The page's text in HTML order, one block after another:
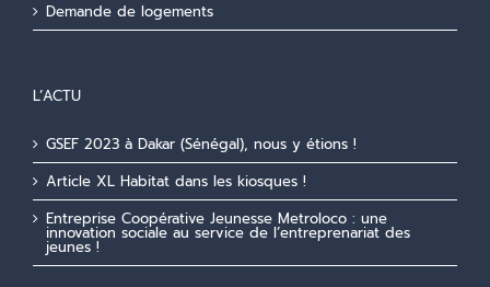
Demande de logements
L’ACTU
GSEF 2023 à Dakar (Sénégal), nous y étions !
Article XL Habitat dans les kiosques !
Entreprise Coopérative Jeunesse Metroloco : une
innovation sociale au service de l’entreprenariat des
jeunes !